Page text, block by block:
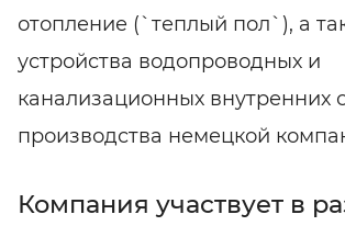
отопление (`теплый пол`), а
устройства водопроводных и
канализационных внутренних
производства немецкой
Компания участвует в